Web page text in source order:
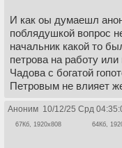
И как оы думаешл
поблядушкой вопрос
начальник какой то
петрова на работу
Чадова с богатой
Петровым не влияет
Аноним 10/12/25 Срд
67Кб, 1920x808 64Кб,